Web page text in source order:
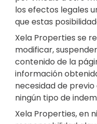
los efectos legales
que estas
Xela Properties se
modificar,
contenido de la
información
necesidad de previo
ningún tipo de
Xela Properties, en